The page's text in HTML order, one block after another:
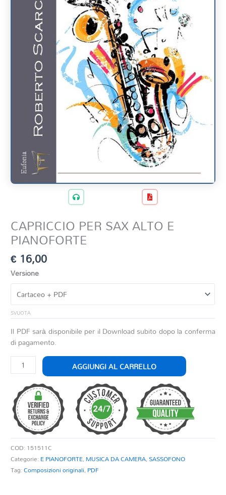
CAPRICCIO PER SAX ALTO E
PIANOFORTE
€ 16,00
Versione
SVUOTA
Il PDF sarà disponibile per il Download subito dopo la conferma
di pagamento.
CAPRICCIO
PER
ALTO
E
PIANOFORTE
quantità
AGGIUNGI AL CARRELLO
COD: 151511C
Categorie: E PIANOFORTE, MUSICA DA CAMERA,SASSOFONO
Tag:Composizioni originali, PDF